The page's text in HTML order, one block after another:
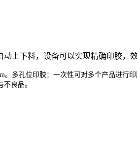
上下料，设备可以实现精确印胶，
。 多孔位印胶：一次性可对多个产品进行印
良品。